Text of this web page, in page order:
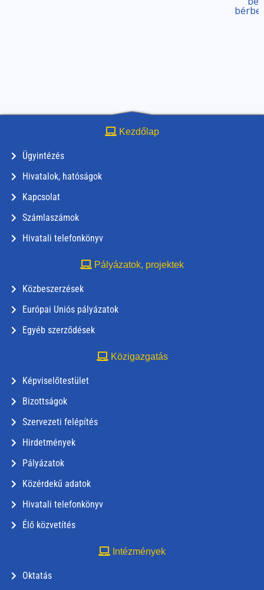
Kezdőlap
Ügyintézés
Hivatalok, hatóságok
Kapcsolat
Számlaszámok
Hivatali telefonkönyv
Pályázatok, projektek
Közbeszerzések
Európai Uniós pályázatok
Egyéb szerződések
Közigazgatás
Képviselőtestület
Bizottságok
Szervezeti felépítés
Hirdetmények
Pályázatok
Közérdekű adatok
Hivatali telefonkönyv
Élő közvetítés
Intézmények
Oktatás